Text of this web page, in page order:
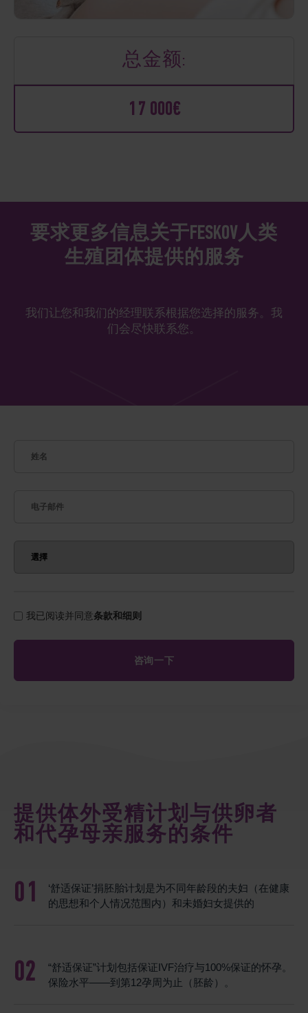
总金额:
17 000€
要求更多信息关于FESKOV人类
生殖团体提供的服务
我们让您和我们的经理联系根据您选择的服务。我
们会尽快联系您。
我已阅读并同意条款和细则
提供体外受精计划与供卵者
和代孕母亲服务的条件
‘舒适保证’捐胚胎计划是为不同年龄段的夫妇（在健康
的思想和个人情况范围内）和未婚妇女提供的
“舒适保证”计划包括保证IVF治疗与100%保证的怀孕。
保险水平——到第12孕周为止（胚龄）。